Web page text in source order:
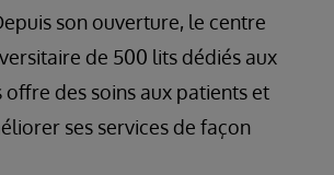
son ouverture, le centre
de 500 lits dédiés aux
offre des soins aux patients et
ses services de façon